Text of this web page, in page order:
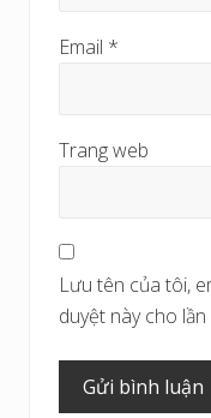
Email *
Trang web
Lưu tên của tôi,
duyệt này cho